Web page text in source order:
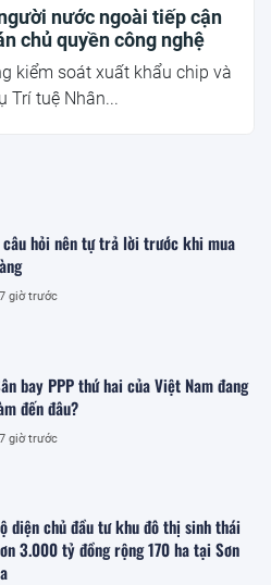
nước ngoài tiếp cận
chủ quyền công nghệ
kiểm soát xuất khẩu chip và
Trí tuệ Nhân...
câu hỏi nên tự trả lời trước khi mua
giờ trước
bay PPP thứ hai của Việt Nam đang
đến đâu?
giờ trước
diện chủ đầu tư khu đô thị sinh thái
3.000 tỷ đồng rộng 170 ha tại Sơn